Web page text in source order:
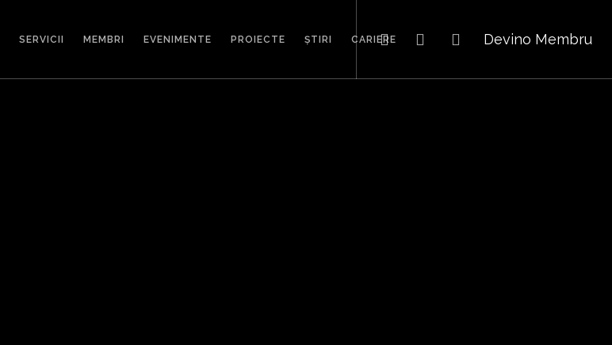
Devino Membru
SERVICII MEMBRI EVENIMENTE PROIECTE ȘTIRI CARIERE